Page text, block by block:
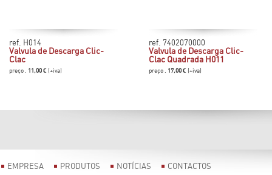
ref. H014
Valvula de Descarga Clic-
Clac
preço . 11,00 € (+iva)
ref. 7402070000
Valvula de Descarga Clic-
Clac Quadrada H011
preço . 17,00 € (+iva)
EMPRESA PRODUTOS NOTÍCIAS CONTACTOS